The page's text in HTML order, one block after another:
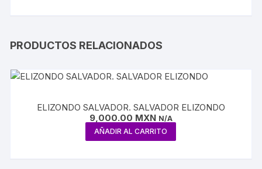
PRODUCTOS RELACIONADOS
ELIZONDO SALVADOR. SALVADOR ELIZONDO
9,000.00 MXN N/A
AÑADIR AL CARRITO